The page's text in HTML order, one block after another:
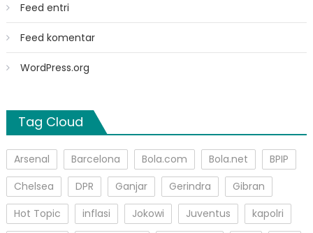
Feed entri
Feed komentar
WordPress.org
Tag Cloud
Arsenal Barcelona Bola.com Bola.net
BPIP
Chelsea
DPR Ganjar Gerindra
Gibran
Hot Topic
inflasi Jokowi Juventus
kapolri